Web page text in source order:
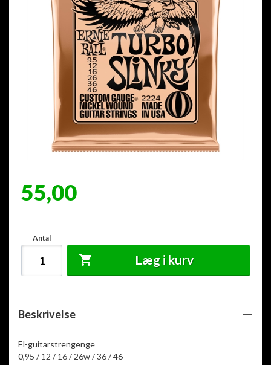
55,00
Antal
Læg i kurv
Beskrivelse
El-guitarstrengenge
0,95 / 12 / 16 / 26w / 36 / 46